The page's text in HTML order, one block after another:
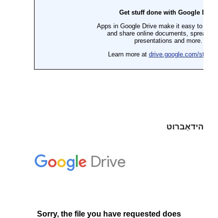
הידאַברוט